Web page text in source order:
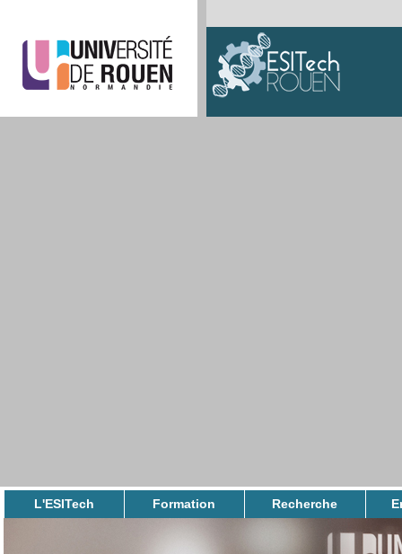
L'ESITech Formation Recherche
La recherche à l'ESITech
Les